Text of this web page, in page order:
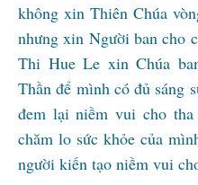
không xin Thiên Chúa
nhưng xin Người ban cho
Thi Hue Le xin Chúa
Thần để mình có đủ sáng
đem lại niềm vui cho
chăm lo sức khỏe của
người kiến tạo niềm vui